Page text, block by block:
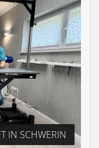
IN SCHWERIN